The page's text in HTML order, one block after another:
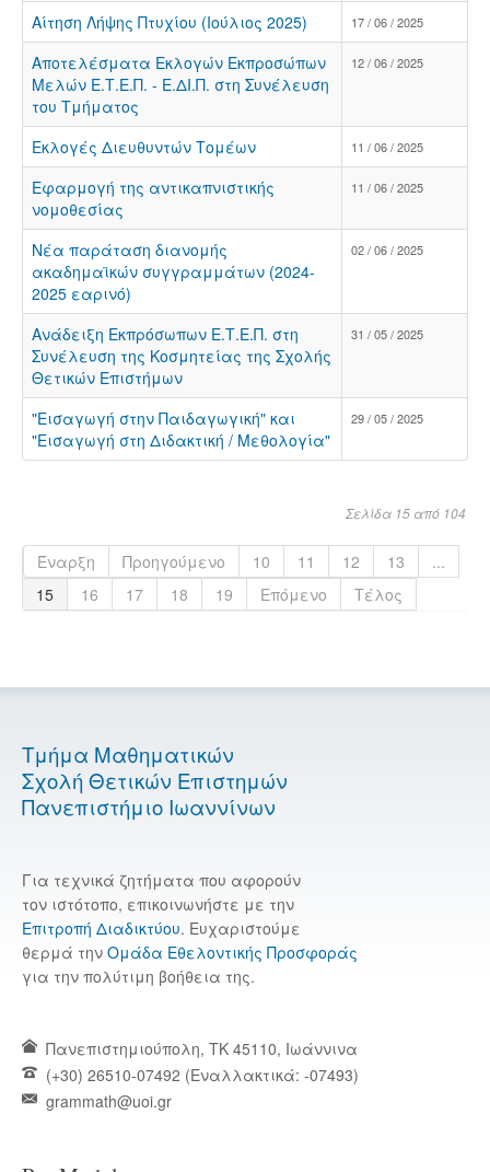
Αίτηση Λήψης Πτυχίου (Ιούλιος 2025) 17 / 06 / 2025
Αποτελέσματα Εκλογών Εκπροσώπων
Μελών Ε.Τ.Ε.Π. - Ε.ΔΙ.Π. στη Συνέλευση
του Τμήματος
12 / 06 / 2025
Εκλογές Διευθυντών Τομέων 11 / 06 / 2025
Εφαρμογή της αντικαπνιστικής
νομοθεσίας
11 / 06 / 2025
Νέα παράταση διανομής
ακαδημαϊκών συγγραμμάτων (2024-
2025 εαρινό)
02 / 06 / 2025
Ανάδειξη Εκπρόσωπων Ε.Τ.Ε.Π. στη
Συνέλευση της Κοσμητείας της Σχολής
Θετικών Επιστήμων
31 / 05 / 2025
"Εισαγωγή στην Παιδαγωγική" και
"Εισαγωγή στη Διδακτική / Μεθολογία"
29 / 05 / 2025
Σελίδα 15 από 104
Έναρξη Προηγούμενο 10 11 12 13
...
15
16 17 18 19 Επόμενο Τέλος
Τμήμα Μαθηματικών
Σχολή Θετικών Επιστημών
Πανεπιστήμιο Ιωαννίνων
Για τεχνικά ζητήματα που αφορούν
τον ιστότοπο, επικοινωνήστε με την
Επιτροπή Διαδικτύου. Ευχαριστούμε
θερμά την Ομάδα Εθελοντικής Προσφοράς
για την πολύτιμη βοήθεια της.
Πανεπιστημιούπολη, TK 45110, Ιωάννινα
(+30) 26510-07492 (Εναλλακτικά: -07493)
grammath@uoi.gr